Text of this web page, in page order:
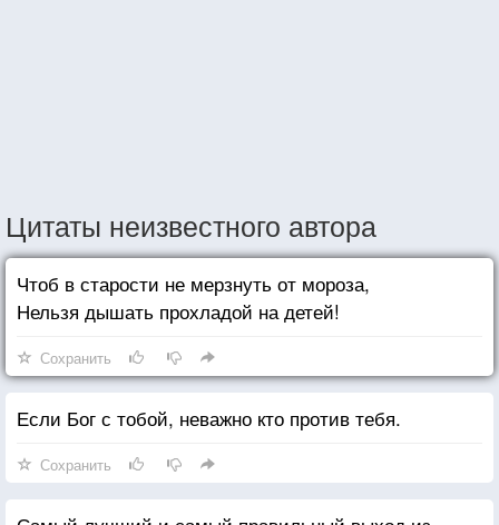
Цитаты неизвестного автора
Чтоб в старости не мерзнуть от мороза,
Нельзя дышать прохладой на детей!
Сохранить
Если Бог с тобой, неважно кто против тебя.
Сохранить